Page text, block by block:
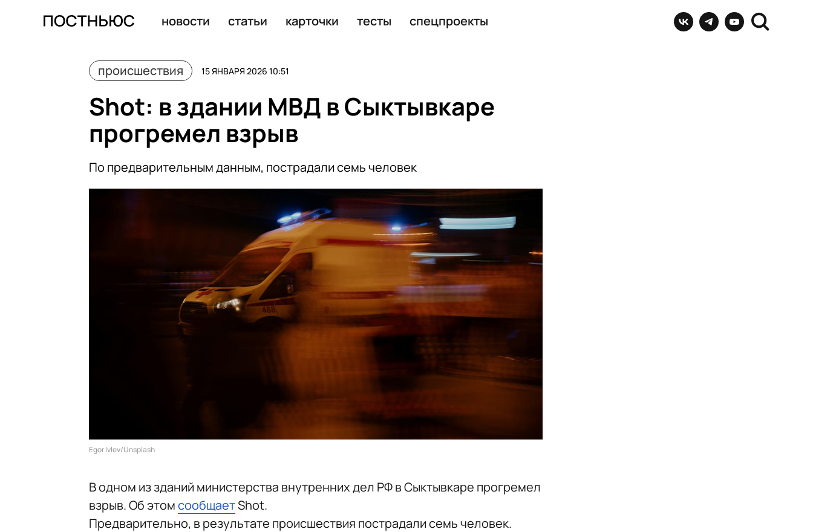
новости статьи карточки тесты спецпроекты
происшествия 15 ЯНВАРЯ 2026 10:51
Shot: в здании МВД в Сыктывкаре
прогремел взрыв
По предварительным данным, пострадали семь человек
Egor Ivlev/Unsplash
В одном из зданий министерства внутренних дел РФ в Сыктывкаре прогремел
взрыв. Об этомсообщаетShot.
Предварительно, в результате происшествия пострадали семь человек.